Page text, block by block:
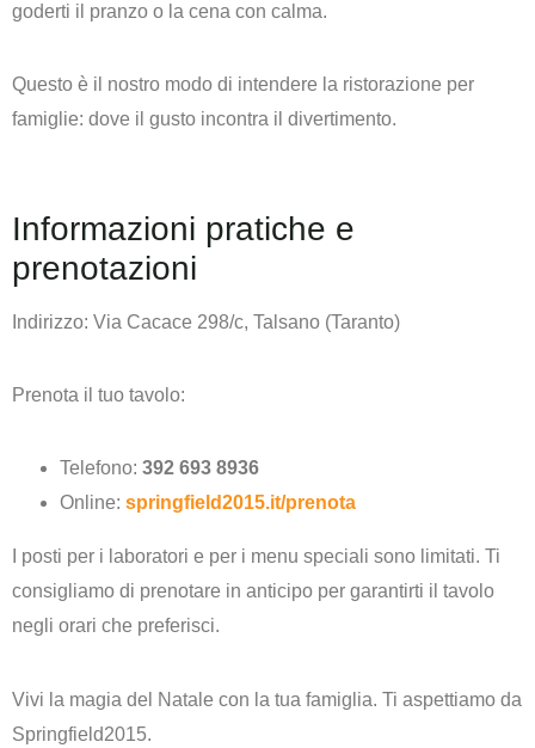
goderti il pranzo o la cena con calma.
Questo è il nostro modo di intendere la ristorazione per
famiglie: dove il gusto incontra il divertimento.
Informazioni pratiche e
prenotazioni
Indirizzo: Via Cacace 298/c, Talsano (Taranto)
Prenota il tuo tavolo:
Telefono: 392 693 8936
Online: springfield2015.it/prenota
I posti per i laboratori e per i menu speciali sono limitati. Ti
consigliamo di prenotare in anticipo per garantirti il tavolo
negli orari che preferisci.
Vivi la magia del Natale con la tua famiglia. Ti aspettiamo da
Springfield2015.